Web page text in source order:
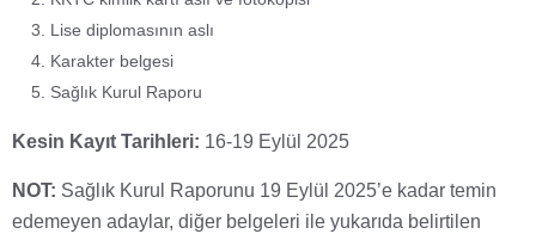
Lise diplomasının aslı
Karakter belgesi
Sağlık Kurul Raporu
Kesin Kayıt Tarihleri: 16-19 Eylül 2025
NOT: Sağlık Kurul Raporunu 19 Eylül 2025’e kadar temin
edemeyen adaylar, diğer belgeleri ile yukarıda belirtilen